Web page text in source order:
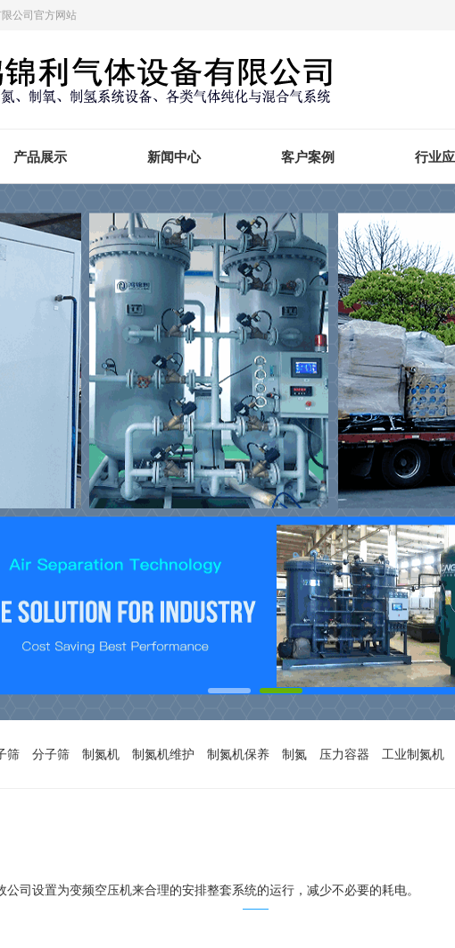
公司官方网站
产品展示 新闻中心 客户案例 行业
筛 分子筛 制氮机 制氮机维护 制氮机保养 制氮 压力容器 工业制氮机
司设置为变频空压机来合理的安排整套系统的运行，减少不必要的耗电。